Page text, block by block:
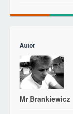
Autor
Mr Brankiewicz